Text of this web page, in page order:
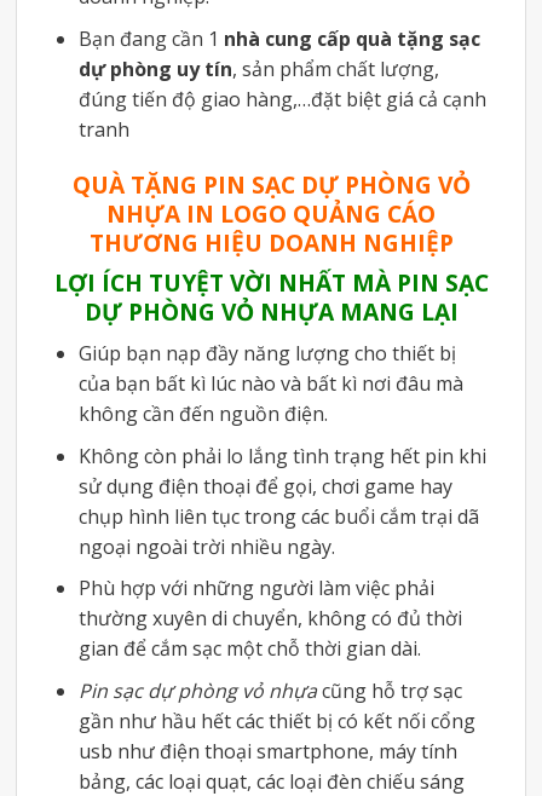
Bạn đang cần 1 nhà cung cấp quà tặng sạc
dự phòng uy tín, sản phẩm chất lượng,
đúng tiến độ giao hàng,…đặt biệt giá cả cạnh
tranh
QUÀ TẶNG PIN SẠC DỰ PHÒNG VỎ
NHỰA IN LOGO QUẢNG CÁO
THƯƠNG HIỆU DOANH NGHIỆP
LỢI ÍCH TUYỆT VỜI NHẤT MÀ PIN SẠC
DỰ PHÒNG VỎ NHỰA MANG LẠI
Giúp bạn nạp đầy năng lượng cho thiết bị
của bạn bất kì lúc nào và bất kì nơi đâu mà
không cần đến nguồn điện.
Không còn phải lo lắng tình trạng hết pin khi
sử dụng điện thoại để gọi, chơi game hay
chụp hình liên tục trong các buổi cắm trại dã
ngoại ngoài trời nhiều ngày.
Phù hợp với những người làm việc phải
thường xuyên di chuyển, không có đủ thời
gian để cắm sạc một chỗ thời gian dài.
Pin sạc dự phòng vỏ nhựacũng hỗ trợ sạc
gần như hầu hết các thiết bị có kết nối cổng
usb như điện thoại smartphone, máy tính
bảng, các loại quạt, các loại đèn chiếu sáng